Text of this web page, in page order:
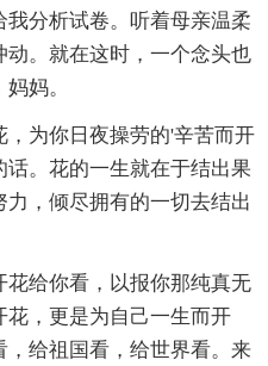
分析试卷。听着母亲温柔
。就在这时，一个念头也
妈。
为你日夜操劳的'辛苦而开
。花的一生就在于结出果
，倾尽拥有的一切去结出
给你看，以报你那纯真无
，更是为自己一生而开
给祖国看，给世界看。来